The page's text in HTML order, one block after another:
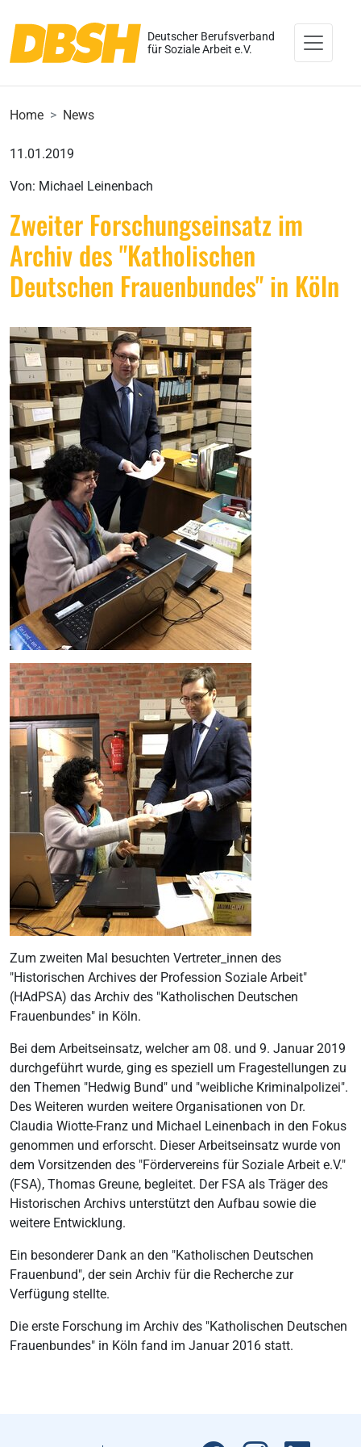
Deutscher Berufsverband
für Soziale Arbeit e.V.
Home News
11.01.2019
Von: Michael Leinenbach
Zweiter Forschungseinsatz im
Archiv des "Katholischen
Deutschen Frauenbundes" in Köln
Zum zweiten Mal besuchten Vertreter_innen des
"Historischen Archives der Profession Soziale Arbeit"
(HAdPSA) das Archiv des "Katholischen Deutschen
Frauenbundes" in Köln.
Bei dem Arbeitseinsatz, welcher am 08. und 9. Januar 2019
durchgeführt wurde, ging es speziell um Fragestellungen zu
den Themen "Hedwig Bund" und "weibliche Kriminalpolizei".
Des Weiteren wurden weitere Organisationen von Dr.
Claudia Wiotte-Franz und Michael Leinenbach in den Fokus
genommen und erforscht. Dieser Arbeitseinsatz wurde von
dem Vorsitzenden des "Fördervereins für Soziale Arbeit e.V."
(FSA), Thomas Greune, begleitet. Der FSA als Träger des
Historischen Archivs unterstützt den Aufbau sowie die
weitere Entwicklung.
Ein besonderer Dank an den "Katholischen Deutschen
Frauenbund", der sein Archiv für die Recherche zur
Verfügung stellte.
Die erste Forschung im Archiv des "Katholischen Deutschen
Frauenbundes" in Köln fand im Januar 2016 statt.